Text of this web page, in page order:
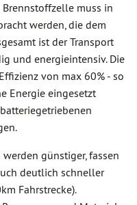
muss in
werden, die dem
ist der Transport
und energieintensiv. Die
von max 60% - so
Energie eingesetzt
günstiger, fassen
deutlich schneller
Fahrstrecke).